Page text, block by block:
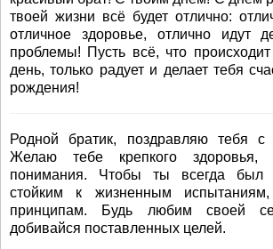
твоей жизни всё будет отлично:
отличное здоровье, отлично идут
проблемы! Пусть всё, что
день, только радует и делает тебя
рождения!
Родной братик, поздравляю тебя
Желаю тебе крепкого здоровья,
понимания. Чтобы ты всегда был
стойким к жизненным
принципам. Будь любим своей
добивайся поставленных целей.